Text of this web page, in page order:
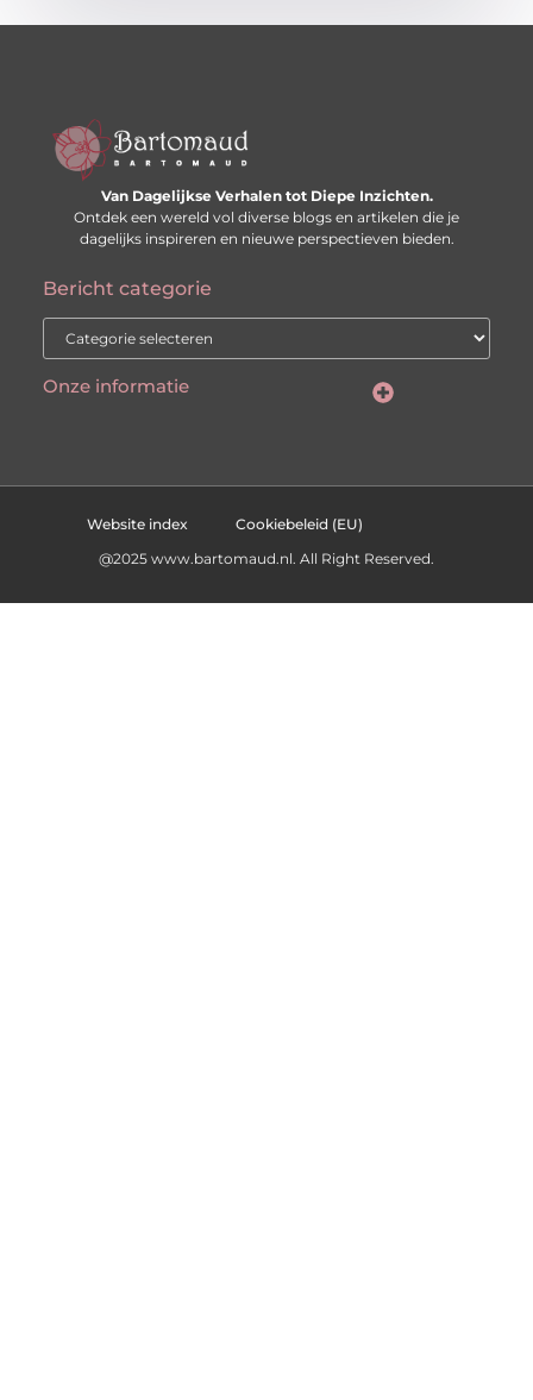
Van Dagelijkse Verhalen tot Diepe Inzichten.
Ontdek een wereld vol diverse blogs en artikelen die je
dagelijks inspireren en nieuwe perspectieven bieden.
Bericht categorie
Onze informatie
Website index
Cookiebeleid (EU)
@2025 www.bartomaud.nl. All Right Reserved.